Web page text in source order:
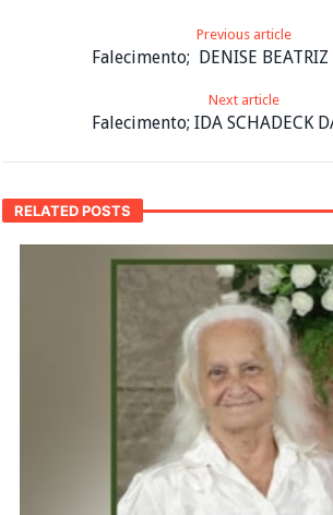
Previous article
Falecimento; DENISE BEATRIZ
Next article
Falecimento; IDA SCHADECK
RELATED POSTS